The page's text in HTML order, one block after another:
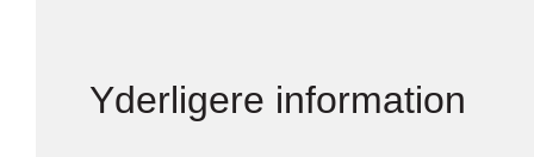
Yderligere information